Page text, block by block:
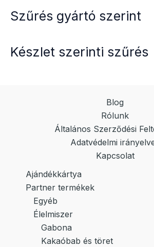
Szűrés gyártó szerint
Készlet szerinti szűrés
Blog
Rólunk
Általános Szerződési
Adatvédelmi
Kapcsolat
Ajándékkártya
Partner termékek
Egyéb
Élelmiszer
Gabona
Kakaóbab és töret